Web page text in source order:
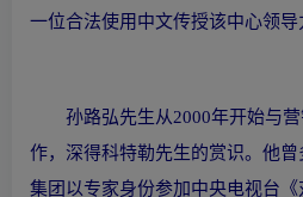
一位合法使用中文传授该中心领导
孙路弘先生从2000年开始与营
作，深得科特勒先生的赏识。他
集团以专家身份参加中央电视台《